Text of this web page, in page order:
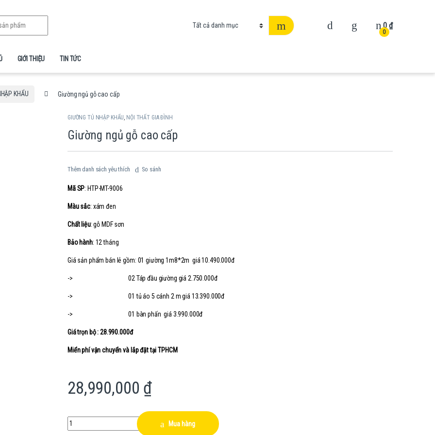
0
0₫
GIỚI THIỆU TIN TỨC
KHẨU Giường ngủ gỗ cao cấp
GIƯỜNG TỦ NHẬP KHẨU, NỘI THẤT GIA ĐÌNH
Giường ngủ gỗ cao cấp
Thêm danh sách yêu thích So sánh
Mã SP: HTP-MT-9006
Màu sắc: xám đen
Chất liệu: gỗ MDF sơn
Bảo hành: 12 tháng
Giá sản phẩm bán lẻ gồm: 01 giường 1m8*2m giá 10.490.000đ
-> 02 Táp đầu giường giá 2.750.000đ
-> 01 tủ áo 5 cánh 2 m giá 13.390.000đ
-> 01 bàn phấn giá 3.990.000đ
Giá trọn bộ : 28.990.000đ
Miển phí vận chuyển và lắp đặt tại TPHCM
28,990,000 ₫
Quantity Mua hàng